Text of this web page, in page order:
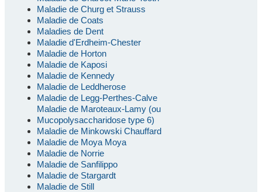
Maladie de Churg et Strauss
Maladie de Coats
Maladies de Dent
Maladie d'Erdheim-Chester
Maladie de Horton
Maladie de Kaposi
Maladie de Kennedy
Maladie de Leddherose
Maladie de Legg-Perthes-Calve
Maladie de Maroteaux-Lamy (ou
Mucopolysaccharidose type 6)
Maladie de Minkowski Chauffard
Maladie de Moya Moya
Maladie de Norrie
Maladie de Sanfilippo
Maladie de Stargardt
Maladie de Still